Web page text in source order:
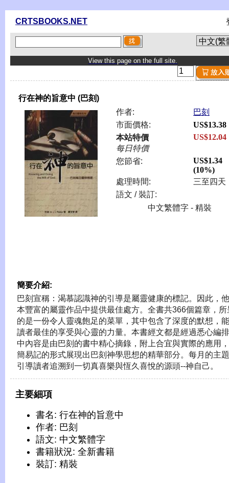
CRTSBOOKS.NET
View this page on the full site.
行在神的旨意中 (巴刻)
作者:
巴刻
市面價格:
US$13.38
本站特價
每日特價
US$12.04
您節省:
US$1.34
(10%)
處理時間:
三至四天
語文 / 裝訂:
中文繁體字 - 精裝
簡要介紹:
巴刻宣稱：渴慕認識神的引導是屬靈健康的標記。因此，
本豐富的屬靈作品中提供最佳處方。全書共366個篇章，所
的是一份令人靈魂飽足的菜單，其中包含了深度的默想，
讀者最佳的享受與心靈的力量。本書經文都是經過悉心編
中內容是由巴刻的書中精心摘錄，附上合宜與實際的應用
簡易記的形式展現出巴刻神學思想的精華部分。每月的主
引導讀者追溯到一切真喜樂與恆久喜悅的源頭--神自己。
主要細項
書名: 行在神的旨意中
作者: 巴刻
語文: 中文繁體字
書籍狀況: 全新書籍
裝訂: 精裝